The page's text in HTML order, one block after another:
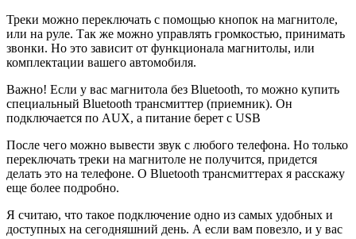
Треки можно переключать с помощью кнопок на магнитоле,
или на руле. Так же можно управлять громкостью, принимать
звонки. Но это зависит от функционала магнитолы, или
комплектации вашего автомобиля.
Важно! Если у вас магнитола без Bluetooth, то можно купить
специальный Bluetooth трансмиттер (приемник). Он
подключается по AUX, а питание берет с USB
После чего можно вывести звук с любого телефона. Но только
переключать треки на магнитоле не получится, придется
делать это на телефоне. О Bluetooth трансмиттерах я расскажу
еще более подробно.
Я считаю, что такое подключение одно из самых удобных и
доступных на сегодняшний день. А если вам повезло, и у вас